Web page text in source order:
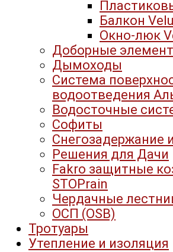
Балкон
Окно-люк
Доборные
Дымоходы
Система
водоотведения
Водосточные
Софиты
Снегозадержание
Решения для Дачи
Fakro защитные
STOPrain
Чердачные
ОСП (OSB)
Тротуары
Утепление и изоляция